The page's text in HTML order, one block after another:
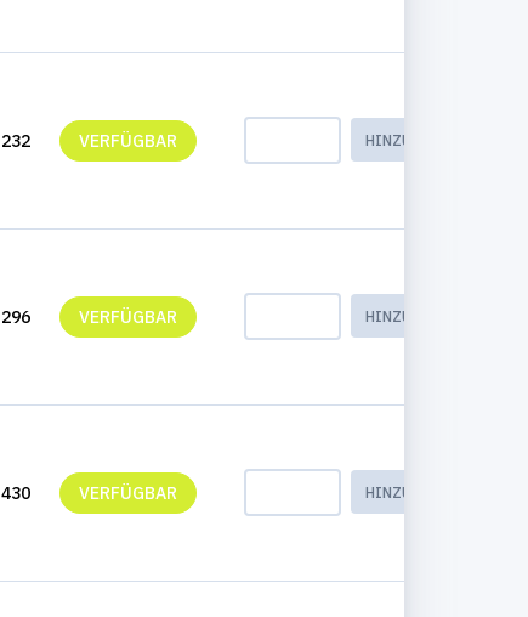
232 VERFÜGBAR HINZUFÜGEN
296 VERFÜGBAR HINZUFÜGEN
430 VERFÜGBAR HINZUFÜGEN